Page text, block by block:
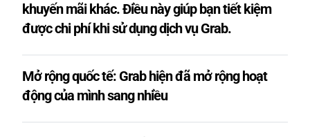
khuyến mãi khác. Điều này giúp bạn tiết kiệm
được chi phí khi sử dụng dịch vụ Grab.
Mở rộng quốc tế: Grab hiện đã mở rộng hoạt
động của mình sang nhiều